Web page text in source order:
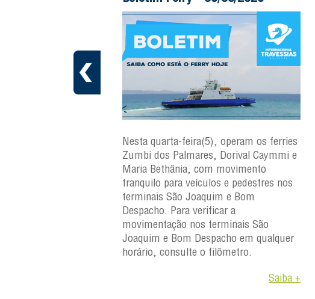
Nesta quarta-feira(5), operam os ferries
Zumbi dos Palmares, Dorival Caymmi e
Maria Bethânia, com movimento
tranquilo para veículos e pedestres nos
terminais São Joaquim e Bom
Despacho. Para verificar a
movimentação nos terminais São
Joaquim e Bom Despacho em qualquer
horário, consulte o filômetro.
Saiba +